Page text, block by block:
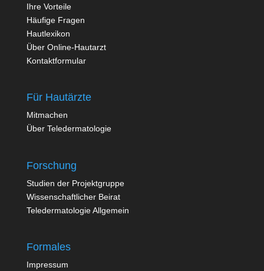
Ihre Vorteile
Häufige Fragen
Hautlexikon
Über Online-Hautarzt
Kontaktformular
Für Hautärzte
Mitmachen
Über Teledermatologie
Forschung
Studien der Projektgruppe
Wissenschaftlicher Beirat
Teledermatologie Allgemein
Formales
Impressum